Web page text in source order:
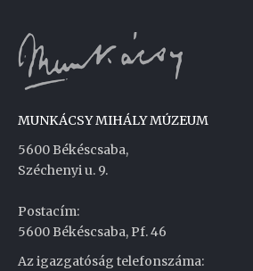
MUNKÁCSY MIHÁLY MÚZEUM
5600 Békéscsaba,
Széchenyi u. 9.
Postacím:
5600 Békéscsaba, Pf. 46
Az igazgatóság telefonszáma: